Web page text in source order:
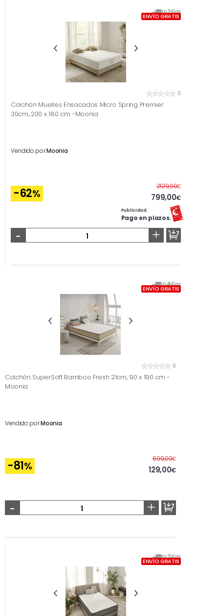
En7días
ENVÍO GRATIS
0
Colchón Muelles Ensacados Micro Spring Premier
30cm, 200 x 180 cm -Moonia
Vendido porMoonia
-62%
2129,00€Antes
799,00€
Publicidad.
Pago en plazos.
- +
En4días
ENVÍO GRATIS
0
Colchón SuperSoft Bamboo Fresh 21cm, 90 x 190 cm -
Moonia
Vendido porMoonia
-81%
699,00€Antes
129,00€
- +
En7días
ENVÍO GRATIS